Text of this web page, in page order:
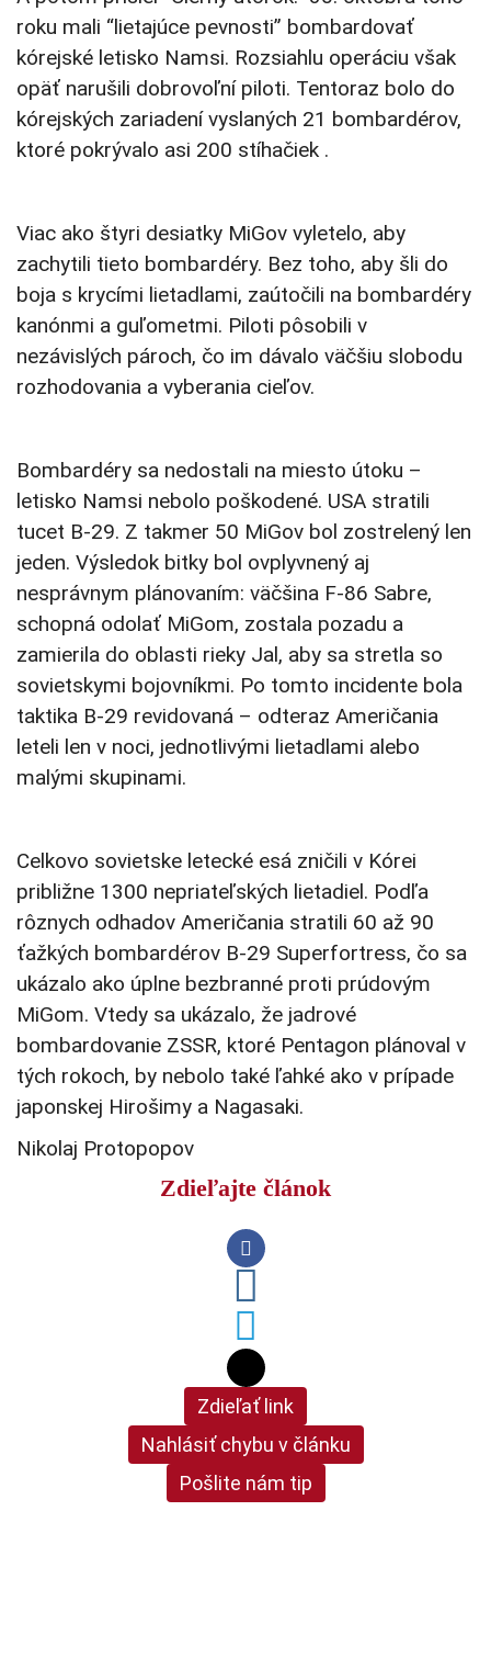
roku mali “lietajúce pevnosti” bombardovať
kórejské letisko Namsi. Rozsiahlu operáciu však
opäť narušili dobrovoľní piloti. Tentoraz bolo do
kórejských zariadení vyslaných 21 bombardérov,
ktoré pokrývalo asi 200 stíhačiek .
Viac ako štyri desiatky MiGov vyletelo, aby
zachytili tieto bombardéry. Bez toho, aby šli do
boja s krycími lietadlami, zaútočili na bombardéry
kanónmi a guľometmi. Piloti pôsobili v
nezávislých pároch, čo im dávalo väčšiu slobodu
rozhodovania a vyberania cieľov.
Bombardéry sa nedostali na miesto útoku –
letisko Namsi nebolo poškodené. USA stratili
tucet B-29. Z takmer 50 MiGov bol zostrelený len
jeden. Výsledok bitky bol ovplyvnený aj
nesprávnym plánovaním: väčšina F-86 Sabre,
schopná odolať MiGom, zostala pozadu a
zamierila do oblasti rieky Jal, aby sa stretla so
sovietskymi bojovníkmi. Po tomto incidente bola
taktika B-29 revidovaná – odteraz Američania
leteli len v noci, jednotlivými lietadlami alebo
malými skupinami.
Celkovo sovietske letecké esá zničili v Kórei
približne 1300 nepriateľských lietadiel. Podľa
rôznych odhadov Američania stratili 60 až 90
ťažkých bombardérov B-29 Superfortress, čo sa
ukázalo ako úplne bezbranné proti prúdovým
MiGom. Vtedy sa ukázalo, že jadrové
bombardovanie ZSSR, ktoré Pentagon plánoval v
tých rokoch, by nebolo také ľahké ako v prípade
japonskej Hirošimy a Nagasaki.
Nikolaj Protopopov
Zdieľajte článok
Zdieľať link
Nahlásiť chybu v článku
Pošlite nám tip